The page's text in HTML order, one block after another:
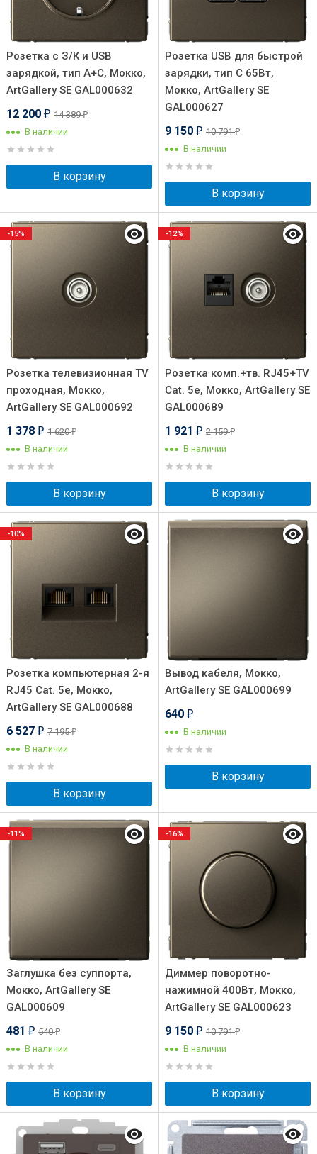
Розетка с З/К и USB
зарядкой, тип А+C, Мокко,
ArtGallery SE GAL000632
12 200 ₽ 14 389₽
В наличии
В корзину
Розетка USB для быстрой
зарядки, тип C 65Вт,
Мокко, ArtGallery SE
GAL000627
9 150 ₽ 10 791₽
В наличии
В корзину
Розетка телевизионная TV
проходная, Мокко,
ArtGallery SE GAL000692
1 378 ₽ 1 620₽
В наличии
В корзину
-15%
Розетка комп.+тв. RJ45+TV
Cat. 5e, Мокко, ArtGallery SE
GAL000689
1 921 ₽ 2 159₽
В наличии
В корзину
-12%
Розетка компьютерная 2-я
RJ45 Cat. 5e, Мокко,
ArtGallery SE GAL000688
6 527 ₽ 7 195₽
В наличии
В корзину
-10%
Вывод кабеля, Мокко,
ArtGallery SE GAL000699
640 ₽
В наличии
В корзину
Заглушка без суппорта,
Мокко, ArtGallery SE
GAL000609
481 ₽ 540₽
В наличии
В корзину
-11%
Диммер поворотно-
нажимной 400Вт, Мокко,
ArtGallery SE GAL000623
9 150 ₽ 10 791₽
В наличии
В корзину
-16%